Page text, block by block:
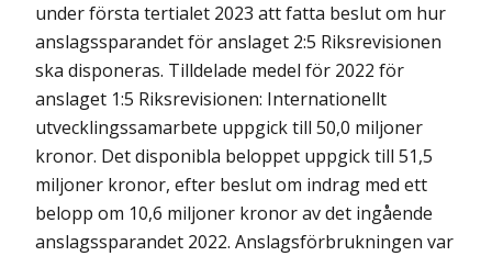
under första tertialet 2023 att fatta beslut om hur
anslagssparandet för anslaget 2:5 Riksrevisionen
ska disponeras. Tilldelade medel för 2022 för
anslaget 1:5 Riksrevisionen: Internationellt
utvecklingssamarbete uppgick till 50,0 miljoner
kronor. Det disponibla beloppet uppgick till 51,5
miljoner kronor, efter beslut om indrag med ett
belopp om 10,6 miljoner kronor av det ingående
anslagssparandet 2022. Anslagsförbrukningen var